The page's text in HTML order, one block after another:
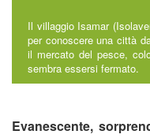
Il villaggio Isamar
per conoscere una città
il mercato del pesce,
sembra essersi fermato.
Evanescente,